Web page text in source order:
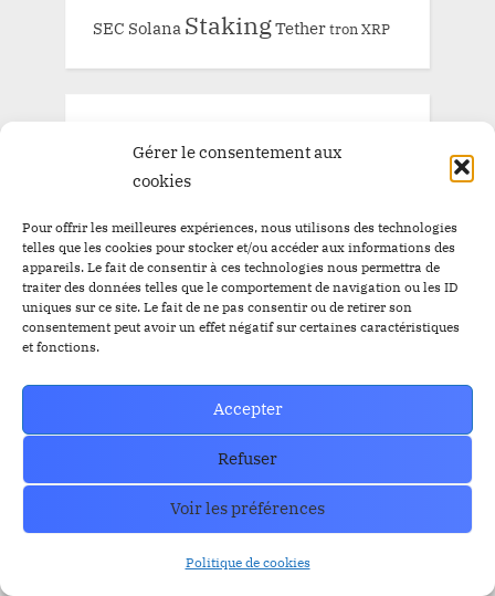
Gérer le consentement aux
cookies
Pour offrir les meilleures expériences, nous utilisons des technologies
telles que les cookies pour stocker et/ou accéder aux informations des
appareils. Le fait de consentir à ces technologies nous permettra de
traiter des données telles que le comportement de navigation ou les ID
uniques sur ce site. Le fait de ne pas consentir ou de retirer son
consentement peut avoir un effet négatif sur certaines caractéristiques
et fonctions.
Accepter
Refuser
Voir les préférences
Politique de cookies
SEC Solana StakingTethertron XRP
How can we help you?
help or have any questions?